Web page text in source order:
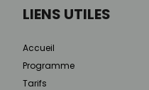
LIENS UTILES
Accueil
Programme
Tarifs